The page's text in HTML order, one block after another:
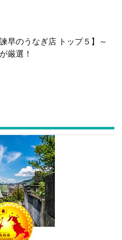
早のうなぎ店 トップ５】～
厳選！